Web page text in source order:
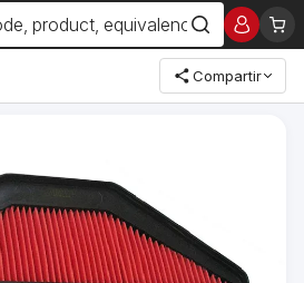
Compartir